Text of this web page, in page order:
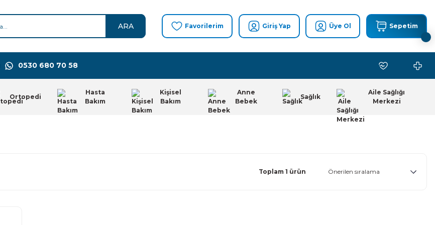
ARA Favorilerim Giriş Yap Üye Ol Sepetim
0530 680 70 58
Ortopedi
Hasta
Bakım
Kişisel
Bakım
Anne
Bebek
Sağlık
Aile Sağlığı
Merkezi
Toplam 1 ürün